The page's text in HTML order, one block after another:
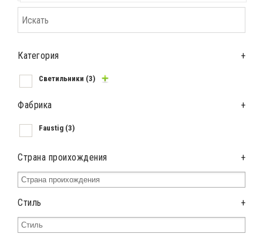
Категория +
Светильники (3)
Фабрика +
Faustig (3)
Страна проихождения +
Стиль +